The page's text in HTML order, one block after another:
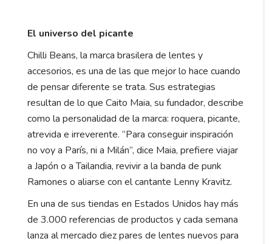
El universo del picante
Chilli Beans, la marca brasilera de lentes y
accesorios, es una de las que mejor lo hace cuando
de pensar diferente se trata. Sus estrategias
resultan de lo que Caito Maia, su fundador, describe
como la personalidad de la marca: roquera, picante,
atrevida e irreverente. “Para conseguir inspiración
no voy a París, ni a Milán”, dice Maia, prefiere viajar
a Japón o a Tailandia, revivir a la banda de punk
Ramones o aliarse con el cantante Lenny Kravitz.
En una de sus tiendas en Estados Unidos hay más
de 3.000 referencias de productos y cada semana
lanza al mercado diez pares de lentes nuevos para